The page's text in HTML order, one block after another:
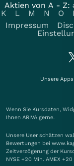
Aktien von A - Z:
K
L M N O
Impressum
Unsere
Wenn Sie Kursdaten,
Ihnen ARIVA gerne.
Unsere User schätzen
Bewertungen bei
Zeitverzögerung der
NYSE +20 Min. AMEX